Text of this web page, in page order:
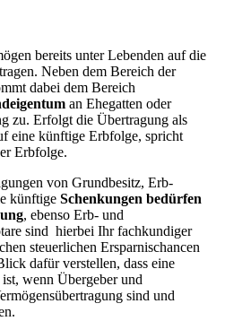
bereits unter Lebenden auf die
Neben dem Bereich der
dabei dem Bereich
an Ehegatten oder
zu. Erfolgt die Übertragung als
eine künftige Erbfolge, spricht
Erbfolge.
von Grundbesitz, Erb-
künftige Schenkungen bedürfen
, ebenso Erb- und
sind hierbei Ihr fachkundiger
steuerlichen Ersparnischancen
dafür verstellen, dass eine
wenn Übergeber und
sind und